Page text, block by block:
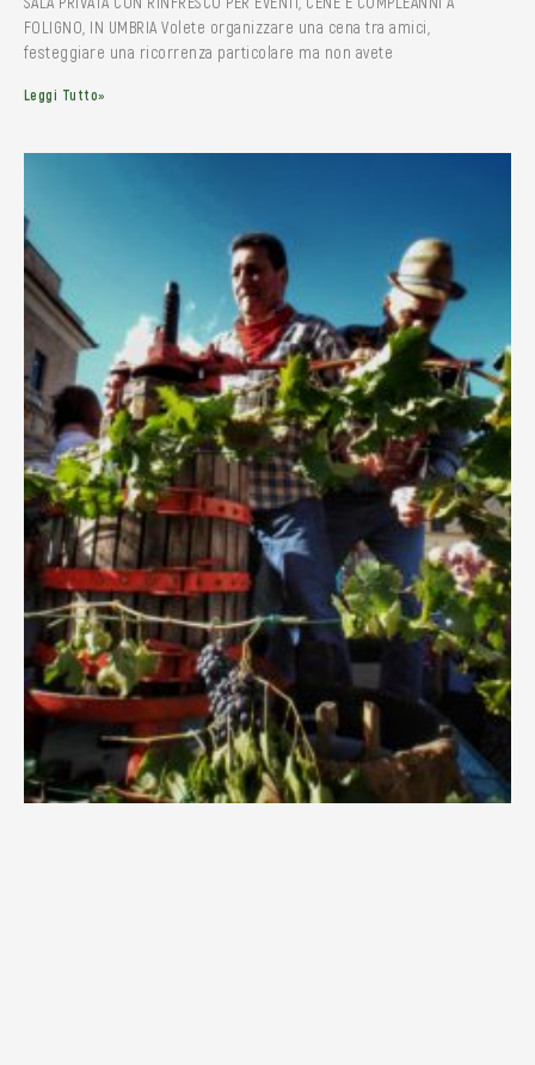
FOLIGNO, IN UMBRIA Volete organizzare una cena tra amici,
festeggiare una ricorrenza particolare ma non avete
Leggi Tutto»